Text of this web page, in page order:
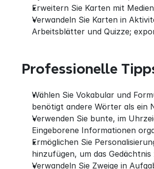
Erweitern Sie Karten mit
Verwandeln Sie Karten in
Arbeitsblätter und Quizze;
Professionelle
Wählen Sie Vokabular und
benötigt andere Wörter als ein
Verwenden Sie bunte, im
Eingeborene Informationen
Ermöglichen Sie
hinzufügen, um das
Verwandeln Sie Zweige in